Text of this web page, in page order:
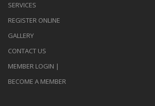
SERVICES
REGISTER ONLINE
GALLERY
CONTACT US
MEMBER LOGIN |
BECOME A MEMBER